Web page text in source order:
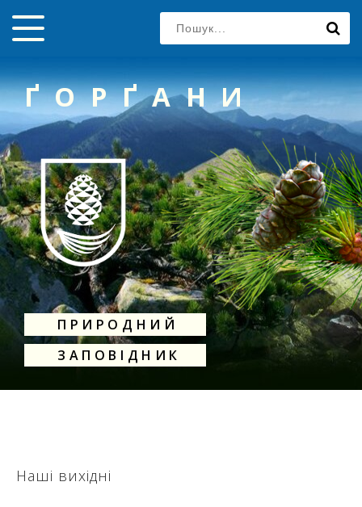
ҐОРҐАНИ
ПРИРОДНИЙ
ЗАПОВІДНИК
Наші вихідні